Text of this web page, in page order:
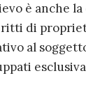
è anche
di
al